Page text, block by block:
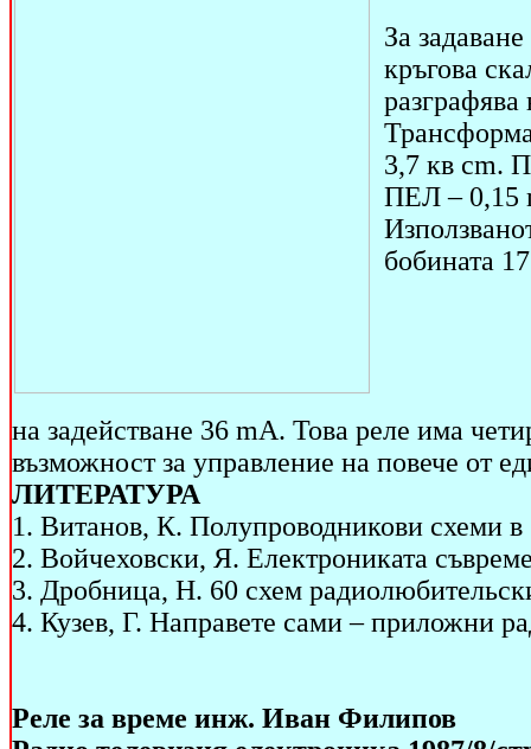
За
кръгова
3,7 кв cm.
ПЕЛ – 0,15
бобината
на задействане 36 mA. Това реле има
възможност за управление на повече от
ЛИТЕРАТУРА
1. Витанов, К. Полупроводникови схеми
2. Войчеховски, Я. Електрониката
3. Дробница, Н. 60 схем
4. Кузев, Г. Направете сами – приложни
Реле за време инж. Иван Филипов